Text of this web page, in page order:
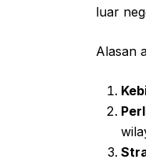
luar
Alasan